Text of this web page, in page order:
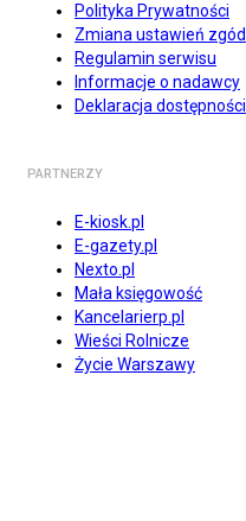
Polityka Prywatności
Zmiana ustawień zgód
Regulamin serwisu
Informacje o nadawcy
Deklaracja dostępności
PARTNERZY
E-kiosk.pl
E-gazety.pl
Nexto.pl
Mała księgowość
Kancelarierp.pl
Wieści Rolnicze
Życie Warszawy